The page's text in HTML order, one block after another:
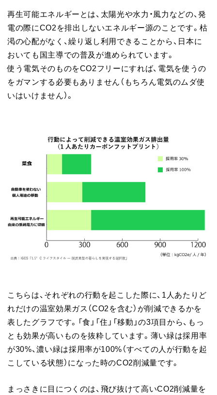
再生可能エネルギーとは、太陽光や水力・風力などの、発
電の際にCO2を排出しないエネルギー源のことです。枯
渇の心配がなく、繰り返し利用できることから、日本に
おいても国主導での普及が進められています。
使う電気そのものをCO2フリーにすれば、電気を使うの
をガマンする必要もありません（もちろん電気のムダ使
いはいけません）。
こちらは、それぞれの行動を起こした際に、1人あたりど
れだけの温室効果ガス（CO2を含む）が削減できるかを
表したグラフです。「食」「住」「移動」の3項目から、もっ
とも効果が高いものを抜粋しています。薄い緑は採用率
が30%、濃い緑は採用率が100%（すべての人が行動を起
こしている状態）になった時のCO2削減量です。
まっさきに目につくのは、飛び抜けて高いCO2削減量を